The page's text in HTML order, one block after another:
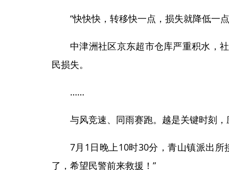
“快快快，转移快一点，损失就降低一
中津洲社区京东超市仓库严重积水，
民损失。
……
与风竞速、同雨赛跑。越是关键时刻
7月1日晚上10时30分，青山镇派出
了，希望民警前来救援！”